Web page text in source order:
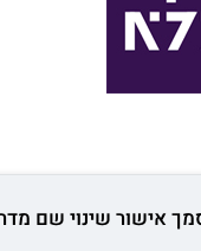
אישור שינוי שם